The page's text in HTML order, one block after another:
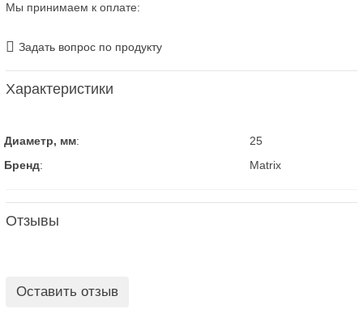
Мы принимаем к оплате:
Задать вопрос по продукту
Характеристики
Диаметр, мм:
25
Бренд: Matrix
Отзывы
Оставить отзыв